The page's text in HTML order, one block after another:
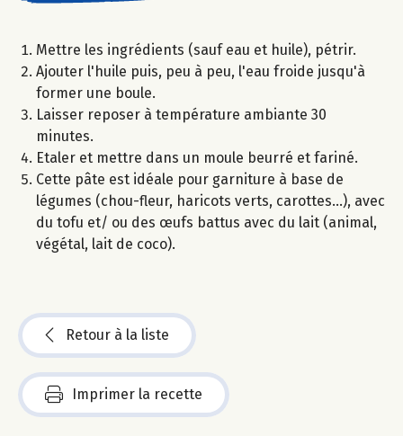
Mettre les ingrédients (sauf eau et huile), pétrir.
Ajouter l'huile puis, peu à peu, l'eau froide jusqu'à
former une boule.
Laisser reposer à température ambiante 30
minutes.
Etaler et mettre dans un moule beurré et fariné.
Cette pâte est idéale pour garniture à base de
légumes (chou-fleur, haricots verts, carottes...), avec
du tofu et/ ou des œufs battus avec du lait (animal,
végétal, lait de coco).
Retour à la liste
Imprimer la recette